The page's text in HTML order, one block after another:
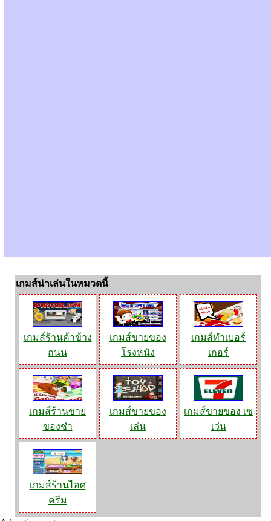
เกมส์น่าเล่นในหมวดนี้
เกมส์ร้านค้าข้าง
ถนน
เกมส์ขายของ
โรงหนัง
เกมส์ทำเบอร์
เกอร์
เกมส์ร้านขาย
ของชำ
เกมส์ขายของ
เล่น
เกมส์ขายของ เซ
เว่น
เกมส์ร้านไอศ
ครีม